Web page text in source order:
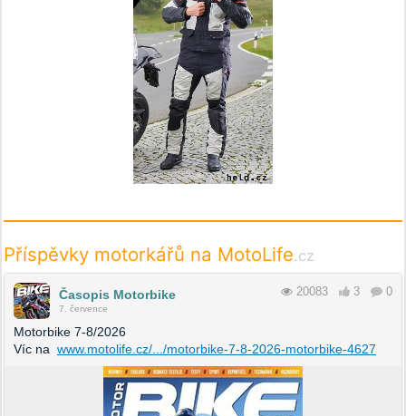
Příspěvky motorkářů na MotoLife.cz
Časopis Motorbike
7. července
20083 3 0
Motorbike 7-8/2026
Víc na www.motolife.cz/.../motorbike-7-8-2026-motorbike-4627